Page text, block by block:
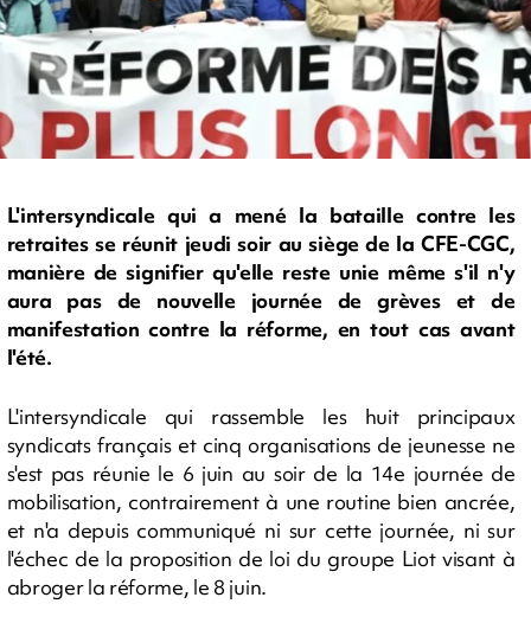
L'intersyndicale qui a mené la bataille contre les
retraites se réunit jeudi soir au siège de la CFE-CGC,
manière de signifier qu'elle reste unie même s'il n'y
aura pas de nouvelle journée de grèves et de
manifestation contre la réforme, en tout cas avant
l'été.
L'intersyndicale qui rassemble les huit principaux
syndicats français et cinq organisations de jeunesse ne
s'est pas réunie le 6 juin au soir de la 14e journée de
mobilisation, contrairement à une routine bien ancrée,
et n'a depuis communiqué ni sur cette journée, ni sur
l'échec de la proposition de loi du groupe Liot visant à
abroger la réforme, le 8 juin.